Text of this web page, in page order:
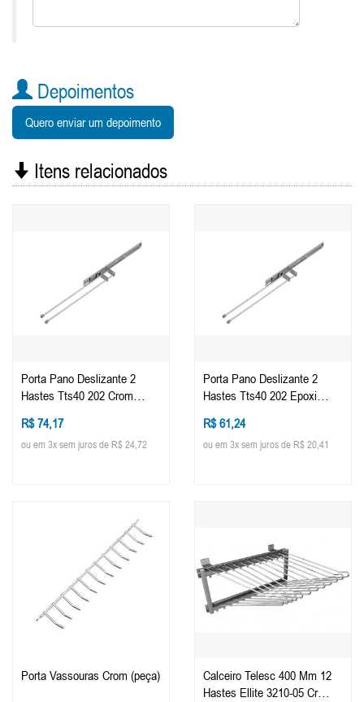
Depoimentos
Quero enviar um depoimento
Itens relacionados
Porta Pano Deslizante 2
Hastes Tts40 202 Crom
R$ 74,17
ou em 3x sem juros de R$ 24,72
Porta Pano Deslizante 2
Hastes Tts40 202 Epoxi
R$ 61,24
ou em 3x sem juros de R$ 20,41
Porta Vassouras Crom (peça)
Calceiro Telesc 400 Mm 12
Hastes Ellite 3210-05 Cr